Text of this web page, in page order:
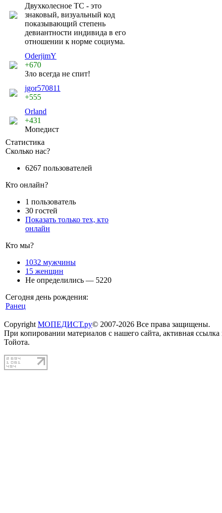
Двухколесное ТС - это
знаковый, визуальный код
показывающий степень
девиантности индивида в его
отношении к норме социума.
OderjimY
+670
Зло всегда не спит!
jgor570811
+555
Orland
+431
Мопедист
Статистика
Сколько нас?
6267 пользователей
Кто онлайн?
1 пользователь
30 гостей
Показать только тех, кто
онлайн
Кто мы?
1032 мужчины
15 женщин
Не определились — 5220
Сегодня день рождения:
Ранец
Copyright МОПЕДИСТ.ру© 2007-2026 Все права защищены.
При копировании материалов с нашего сайта, активная
Тойота.